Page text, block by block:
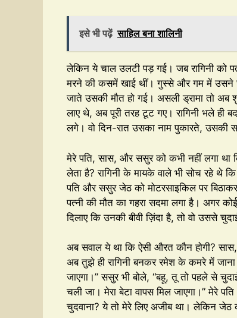
इसे भी पढ़ें साहिल बना शालिनी
लेकिन ये चाल उलटी पड़ गई। जब रागिनी को
मरने की कसमें खाई थीं। गुस्से और गम में उसने
जाते उसकी मौत हो गई। असली ड्रामा तो
लाए थे, अब पूरी तरह टूट गए। रागिनी भले ही
लगे। वो दिन-रात उसका नाम पुकारते, उसकी
मेरे पति, सास, और ससुर को कभी नहीं लगा था
लेता है? रागिनी के मायके वाले भी सोच रहे थे
पति और ससुर जेठ को मोटरसाइकिल पर
पत्नी की मौत का गहरा सदमा लगा है। अगर
दिलाए कि उनकी बीवी ज़िंदा है, तो वो उससे
अब सवाल ये था कि ऐसी औरत कौन होगी?
अब तुझे ही रागिनी बनकर रमेश के कमरे में
जाएगा।” ससुर भी बोले, “बहू, तू तो पहले से
चली जा। मेरा बेटा वापस मिल जाएगा।”
चुदवाना? ये तो मेरे लिए अजीब था। लेकिन